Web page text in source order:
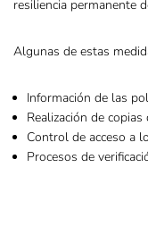
resiliencia permanente
Algunas de estas
Información de las
Realización de
Control de acceso a
Procesos de